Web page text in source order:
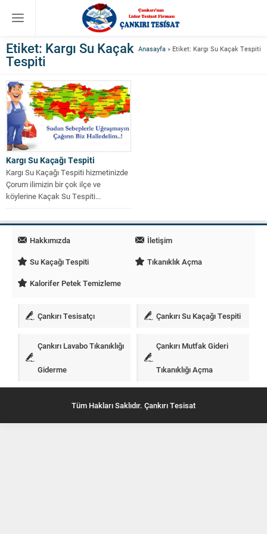
Anasayfa » Etiket: Kargı Su Kaçak Tespiti
Etiket: Kargı Su Kaçak
Tespiti
Kargı Su Kaçağı Tespiti
Kargı Su Kaçağı Tespiti hizmetinizde
Çorum ilimizin bir çok ilçe ve
köylerine Kaçak Su Tespiti...
Hakkımızda
İletişim
Su Kaçağı Tespiti
Tıkanıklık Açma
Kalorifer Petek Temizleme
Çankırı Tesisatçı Çankırı Su Kaçağı Tespiti
Çankırı Lavabo Tıkanıklığı
Giderme
Çankırı Mutfak Gideri
Tıkanıklığı Açma
Tüm Hakları Saklıdır. Çankırı Tesisat